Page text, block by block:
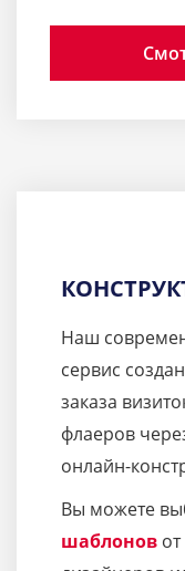
Наш
сервис
заказа
флаеров
онлайн-
Вы можете
шаблонов